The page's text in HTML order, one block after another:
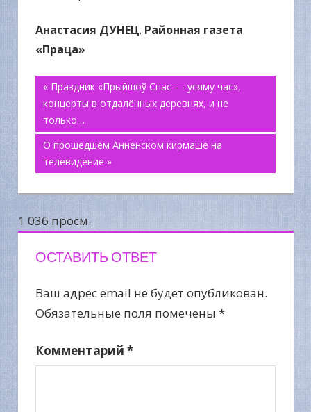
Анастасия ДУНЕЦ. Районная газета
«Праца»
Навигация
по
записям
« Праздник «Прыйшоў Cпас — усяму час»,
концерты в отдалённых деревнях, и не
только…
О прошедшем Анненском кирмаше на
телевидение »
1 036 просм.
ОСТАВИТЬ ОТВЕТ
Ваш адрес email не будет опубликован.
Обязательные поля помечены *
Комментарий *